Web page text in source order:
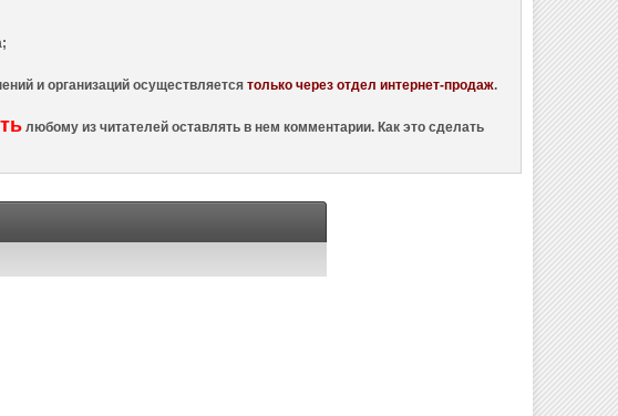
и организаций осуществляетсятолько через отдел интернет-продаж.
любому из читателей оставлять в нем комментарии. Как это сделать